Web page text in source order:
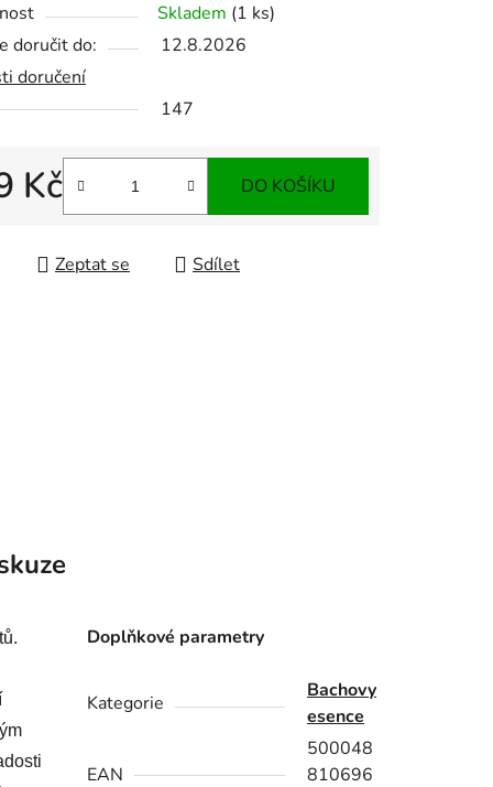
Skladem (1 ks)
doručit do:
12.8.2026
doručení
147
Kč DO KOŠÍKU
Zeptat se Sdílet
Doplňkové parametry
Kategorie
Bachovy
esence
EAN
500048
810696